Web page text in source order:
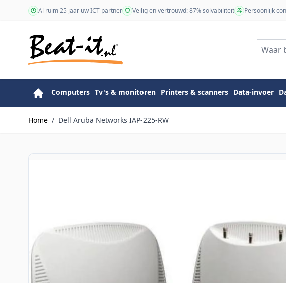
Ga naar de inhoudAl ruim 25 jaar uw ICT partner Veilig en vertrouwd: 87% solvabiliteit Persoonlijk
Computers Tv's & monitoren Printers & scanners Data-invoer
Home / Dell Aruba Networks IAP-225-RW